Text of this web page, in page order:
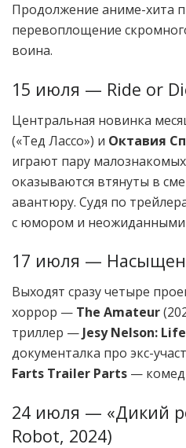
Продолжение аниме-хита
перевоплощение
воина.
15 июля — Ride or
Центральная новинка
(«Тед Лассо») и Октавия
играют пару
оказываются втянуты в
авантюру. Судя по
с юмором и
17 июля —
Выходят сразу четыре
хоррор — The Amateur
триллер — Jesy Nelson:
документалка про экс-
Farts Trailer Parts —
24 июля — «Дикий
Robot, 2024)